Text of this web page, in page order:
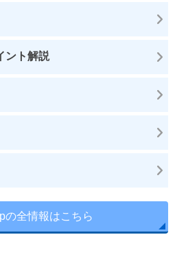
ント解説
の全情報はこちら